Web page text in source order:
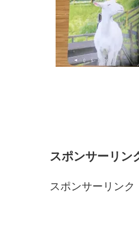
スポンサーリン
スポンサーリンク